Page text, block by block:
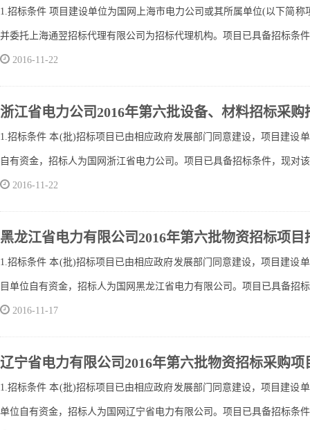
1.招标条件 项目建设单位为国网上海市电力公司或其所属单位(以下简
并委托上海通翌招标代理有限公司为招标代理机构。项目已具备招标条
2016-11-22
浙江省电力公司2016年第六批设备、材料招标采购
1.招标条件 本(批)招标项目已由相应政府发展部门同意建设，项目建设
自有资金，招标人为国网浙江省电力公司。项目已具备招标条件，现对
2016-11-22
黑龙江省电力有限公司2016年第六批物资招标项目
1.招标条件 本(批)招标项目已由相应政府发展部门同意建设，项目建设
目单位自有资金，招标人为国网黑龙江省电力有限公司。项目已具备招
2016-11-17
辽宁省电力有限公司2016年第六批物资招标采购项
1.招标条件 本(批)招标项目已由相应政府发展部门同意建设，项目建设
单位自有资金，招标人为国网辽宁省电力有限公司。项目已具备招标条